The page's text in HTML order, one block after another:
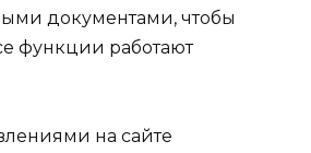
документами, чтобы
функции работают
на сайте